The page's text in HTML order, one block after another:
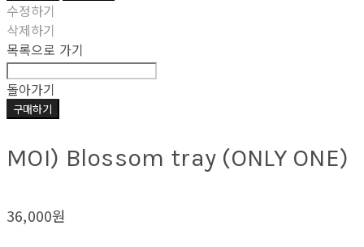
수정하기
삭제하기
목록으로 가기
돌아가기
구매하기
MOI) Blossom tray (ONLY ONE)
36,000원